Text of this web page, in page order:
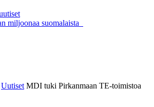
miljoonaa suomalaista
Uutiset MDI tuki Pirkanmaan TE-toimistoa